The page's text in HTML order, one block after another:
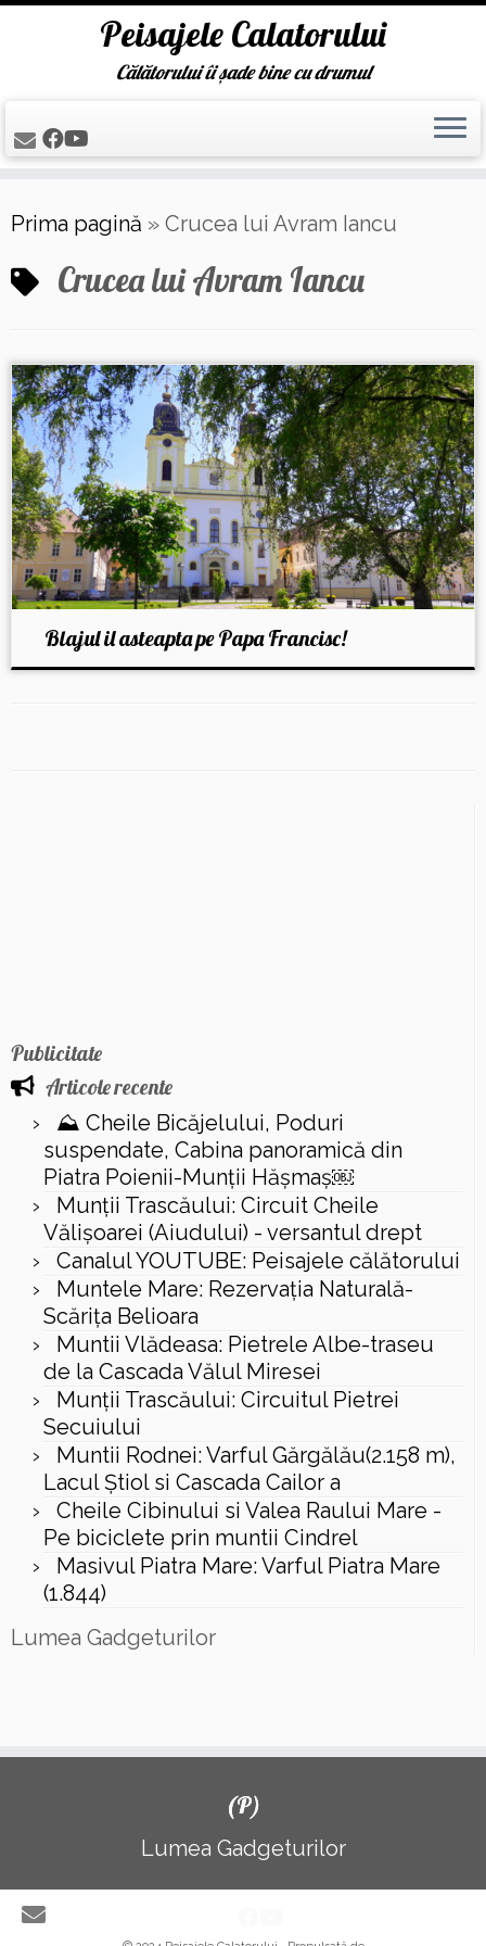
to
content
Peisajele Calatorului
Călătorului îi șade bine cu drumul
Prima pagină » Crucea lui Avram Iancu
Crucea lui Avram Iancu
Blajul il asteapta pe Papa Francisc!
Publicitate
Articole recente
⛰️ Cheile Bicăjelului, Poduri
suspendate, Cabina panoramică din
Piatra Poienii-Munții Hășmaș￼
Munții Trascăului: Circuit Cheile
Vălișoarei (Aiudului) - versantul drept
Canalul YOUTUBE: Peisajele călătorului
Muntele Mare: Rezervaţia Naturală-
Scăriţa Belioara
Muntii Vlădeasa: Pietrele Albe-traseu
de la Cascada Vălul Miresei
Munții Trascăului: Circuitul Pietrei
Secuiului
Muntii Rodnei: Varful Gărgălău(2.158 m),
Lacul Ştiol si Cascada Cailor a
Cheile Cibinului si Valea Raului Mare -
Pe biciclete prin muntii Cindrel
Masivul Piatra Mare: Varful Piatra Mare
(1.844)
Lumea Gadgeturilor
(P)
Lumea Gadgeturilor